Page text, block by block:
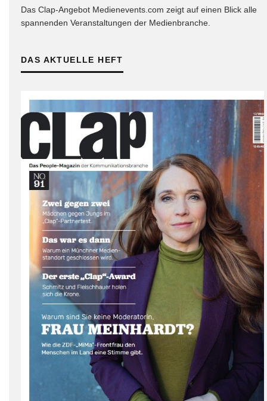
Das Clap-Angebot Medienevents.com zeigt auf einen Blick alle
spannenden Veranstaltungen der Medienbranche.
DAS AKTUELLE HEFT